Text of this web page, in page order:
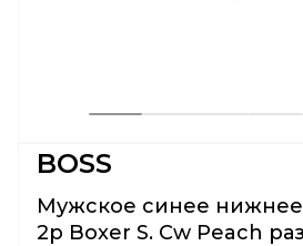
BOSS
Мужское синее нижнее
2p Boxer S. Cw Peach